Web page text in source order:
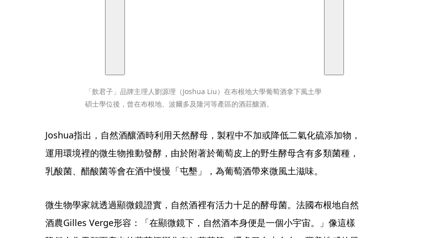
「飲君子」品牌主理人劉源理（Joshua Liu）在布根地大學葡萄酒拿下風土學
碩士學位後，曾在布根地、波爾多及隆河等產區的酒莊釀酒。
Joshua指出，自然酒釀酒時利用天然酵母，製程中不加或降低二氣化硫添加物，
運用環境裡的微生物推動發酵，由於附著於葡萄皮上的野生酵母含有多類菌種，
乳酸菌、醋酸菌等會在酒中慢慢「屯墾」，為葡萄酒帶來微風土滋味。
微生物學家就透過顯微鏡證實，自然酒裡有活力十足的酵母菌。法國布根地自然
酒農Gilles Verge形容：「在顯微鏡下，自然酒本身便是一個小宇宙。」像這樣